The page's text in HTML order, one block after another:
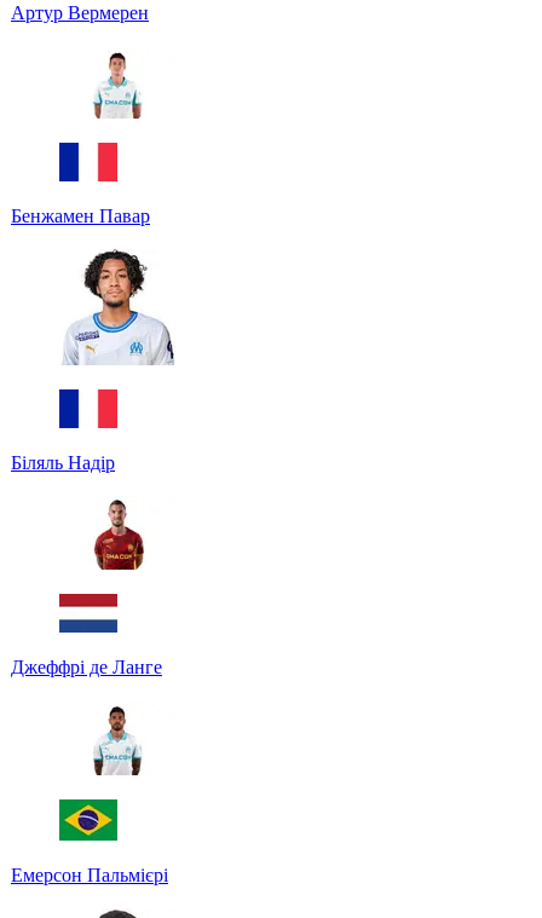
Артур Вермерен
Бенжамен Павар
Біляль Надір
Джеффрі де Ланге
Емерсон Пальмієрі